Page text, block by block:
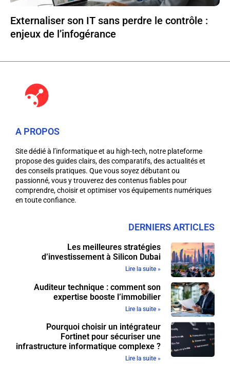
Externaliser son IT sans perdre le contrôle :
enjeux de l’infogérance
A PROPOS
Site dédié à l’informatique et au high-tech, notre plateforme
propose des guides clairs, des comparatifs, des actualités et
des conseils pratiques. Que vous soyez débutant ou
passionné, vous y trouverez des contenus fiables pour
comprendre, choisir et optimiser vos équipements numériques
en toute confiance.
DERNIERS ARTICLES
Les meilleures stratégies
d’investissement à Silicon Dubai
Lire la suite »
Auditeur technique : comment son
expertise booste l’immobilier
Lire la suite »
Pourquoi choisir un intégrateur
Fortinet pour sécuriser une
infrastructure informatique complexe ?
Lire la suite »